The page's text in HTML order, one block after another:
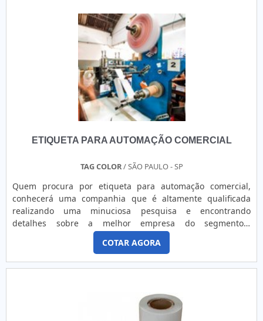
exatidão em orçar com empresas que prezam por produtos
e serviços que tenham produção em grande volume e em
um curto espaço de tempo e enorme economia e grande
custo-benefício, detalhes primordiais que são deixados de
lado por muitas empresas que não focam na fidelização do
cliente.Além disso, a empresa oferece a melhor definição e
resolução do material impresso, já que a Camp Label é
destaque quando o assunto for Ribbon para impressora
térmica, pois garante:Profissionais certificados;Atendimento
geração;Sistema de entrega próprio.Sendo líder no
empresa com máquinas de última geração e sistema de
profissionais certificados e atendimento personalizado pós
venda, comprova a essência de trazer o melhor para os
clientes. ONDE ENCONTRAR O MELHOR DISTRIBUIDOR DE
RIBBONNa Camp Label as melhores opções sempre estão à
espera quando precisar de soluções para fornecedor de
ribbon. A empresa oferece opções como rótulos comerciais
e impressoras Argox. .
ETIQUETA PARA AUTOMAÇÃO COMERCIAL
TAG COLOR/ SÃO PAULO - SP
Quem procura por etiqueta para automação comercial,
conhecerá uma companhia que é altamente qualificada
realizando uma minuciosa pesquisa e encontrando
detalhes sobre a melhor empresa do segmento.É
importante lembrar que o produto deve ser adquirido com
empresas especializadas. Esse tipo de cuidado ajuda a
garantir a qualidade e durabilidade dos materiais, além de
evitar prejuízos com substituições frequentes de produtos
Assim, é possível poupar gastos desnecessários.UM POUCO
MAIS SOBRE A ETIQUETA PARA AUTOMAÇÃO
COTAR AGORA